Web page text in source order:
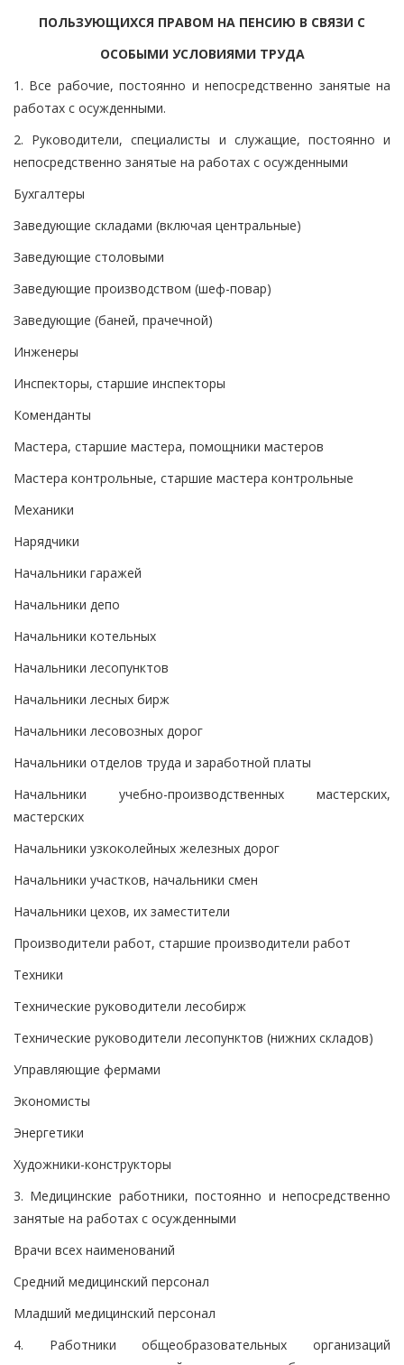
ПОЛЬЗУЮЩИХСЯ ПРАВОМ НА ПЕНСИЮ В СВЯЗИ С
ОСОБЫМИ УСЛОВИЯМИ ТРУДА
1. Все рабочие, постоянно и непосредственно занятые на
работах с осужденными.
2. Руководители, специалисты и служащие, постоянно и
непосредственно занятые на работах с осужденными
Бухгалтеры
Заведующие складами (включая центральные)
Заведующие столовыми
Заведующие производством (шеф-повар)
Заведующие (баней, прачечной)
Инженеры
Инспекторы, старшие инспекторы
Коменданты
Мастера, старшие мастера, помощники мастеров
Мастера контрольные, старшие мастера контрольные
Механики
Нарядчики
Начальники гаражей
Начальники депо
Начальники котельных
Начальники лесопунктов
Начальники лесных бирж
Начальники лесовозных дорог
Начальники отделов труда и заработной платы
Начальники учебно-производственных мастерских,
мастерских
Начальники узкоколейных железных дорог
Начальники участков, начальники смен
Начальники цехов, их заместители
Производители работ, старшие производители работ
Техники
Технические руководители лесобирж
Технические руководители лесопунктов (нижних складов)
Управляющие фермами
Экономисты
Энергетики
Художники-конструкторы
3. Медицинские работники, постоянно и непосредственно
занятые на работах с осужденными
Врачи всех наименований
Средний медицинский персонал
Младший медицинский персонал
4. Работники общеобразовательных организаций